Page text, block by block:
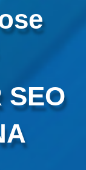
SEO